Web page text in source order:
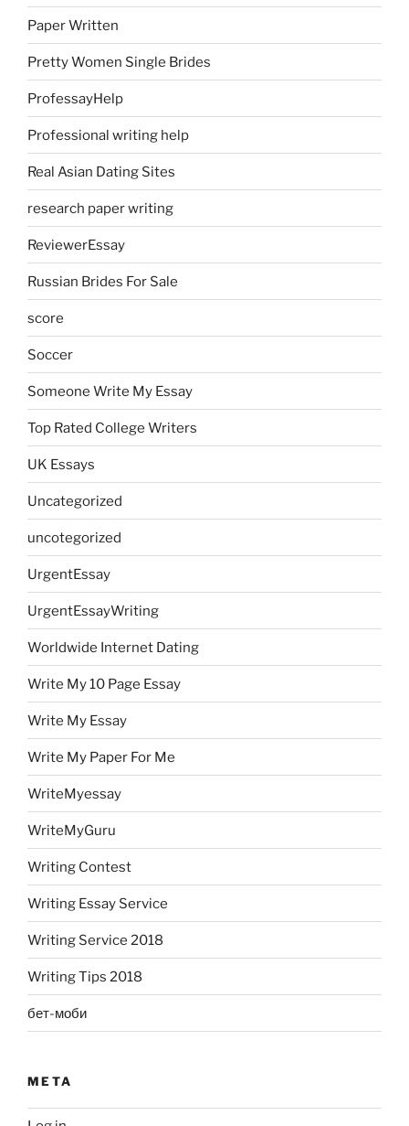
Paper Written
Pretty Women Single Brides
ProfessayHelp
Professional writing help
Real Asian Dating Sites
research paper writing
ReviewerEssay
Russian Brides For Sale
score
Soccer
Someone Write My Essay
Top Rated College Writers
UK Essays
Uncategorized
uncotegorized
UrgentEssay
UrgentEssayWriting
Worldwide Internet Dating
Write My 10 Page Essay
Write My Essay
Write My Paper For Me
WriteMyessay
WriteMyGuru
Writing Contest
Writing Essay Service
Writing Service 2018
Writing Tips 2018
бет-моби
META